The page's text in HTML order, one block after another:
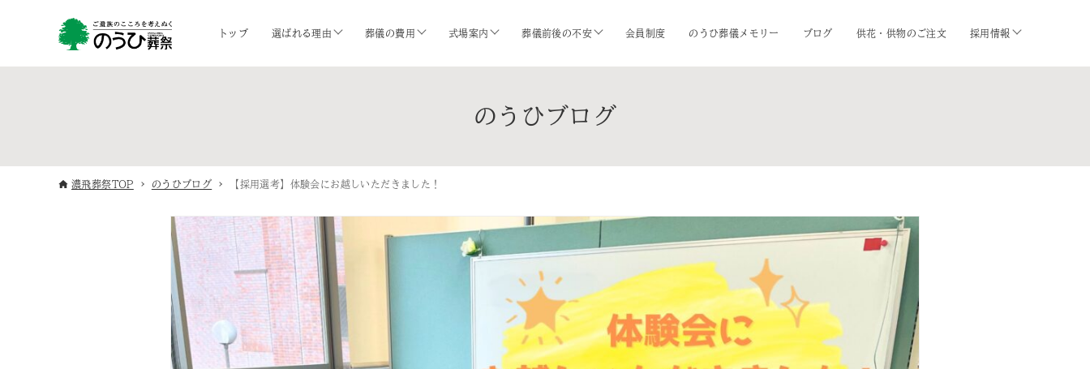
トップ 選ばれる理由 葬儀の費用 式場案内 葬儀前後の不安 会員制度 のうひ葬儀メモリー ブログ 供花・供物のご注文 採用情報
のうひブログ
濃飛葬祭TOP のうひブログ 【採用選考】体験会にお越しいただきました！